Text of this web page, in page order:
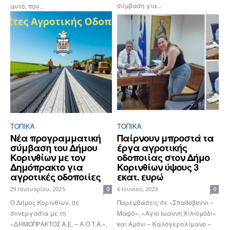
αυτό, που...
σύμβαση για...
ΤΟΠΙΚΑ
Νέα προγραμματική
σύμβαση του Δήμου
Κορινθίων με τον
Δημόπρακτο για
αγροτικές οδοποιίες
29 Ιανουαρίου, 2025 0
Ο Δήμος Κορινθίων, σε
συνεργασία με τη
«ΔΗΜΟΠΡΑΚΤΟΣ Α.Ε. – Α.Ο.Τ.Α.»,
ΤΟΠΙΚΑ
Παίρνουν μπροστά τα
έργα αγροτικής
οδοποιίας στον Δήμο
Κορινθίων ύψους 3
εκατ. ευρώ
6 Ιουνίου, 2023 0
Παρεμβάσεις σε «Σπαθοβούνι –
Μαψό», «Άγιο Ιωάννη Χιλιομόδι»
και Αμόνι – Καλογερολίμανο –